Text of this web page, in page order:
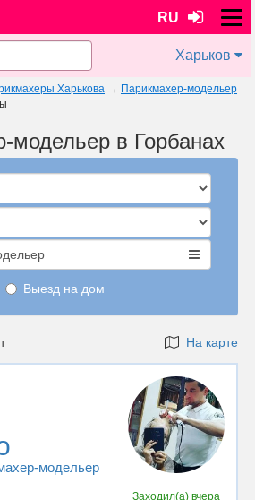
RU
Харьков
Харькова → Парикмахер-модельер
модельер в Горбанах
Выезд на дом
На карте
модельер
Заходил(а)вчера